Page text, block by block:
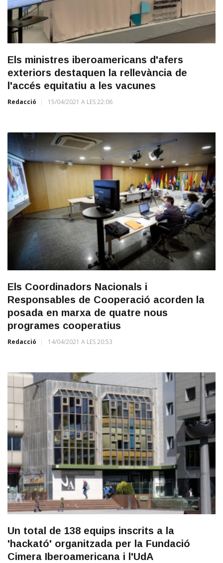
Els ministres iberoamericans d'afers
exteriors destaquen la rellevància de
l'accés equitatiu a les vacunes
Redacció 15/04/2021 A LES 22:06
Els Coordinadors Nacionals i
Responsables de Cooperació acorden la
posada en marxa de quatre nous
programes cooperatius
Redacció 14/04/2021 A LES 20:53
Un total de 138 equips inscrits a la
'hackató' organitzada per la Fundació
Cimera Iberoamericana i l'UdA